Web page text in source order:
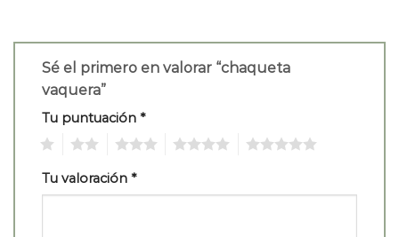
Sé el primero en valorar “chaqueta
vaquera”
Tu puntuación *
Tu valoración *